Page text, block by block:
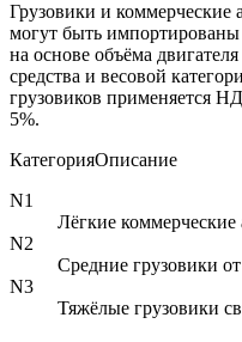
Грузовики и коммерческие
могут быть
на основе объёма
средства и весовой
грузовиков применяется
5%.
КатегорияОписание
N1
Лёгкие
N2
Средние грузовики
N3
Тяжёлые грузовики